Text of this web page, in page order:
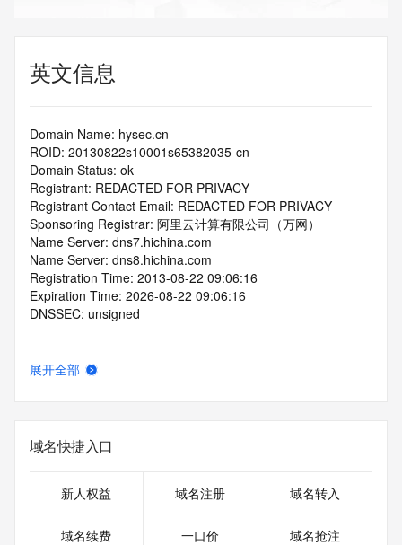
英文信息
Domain Name: hysec.cn
ROID: 20130822s10001s65382035-cn
Domain Status: ok
Registrant: REDACTED FOR PRIVACY
Registrant Contact Email: REDACTED FOR PRIVACY
Sponsoring Registrar: 阿里云计算有限公司（万网）
Name Server: dns7.hichina.com
Name Server: dns8.hichina.com
Registration Time: 2013-08-22 09:06:16
Expiration Time: 2026-08-22 09:06:16
DNSSEC: unsigned
展开全部
域名快捷入口
新人权益 域名注册 域名转入
域名续费 一口价 域名抢注